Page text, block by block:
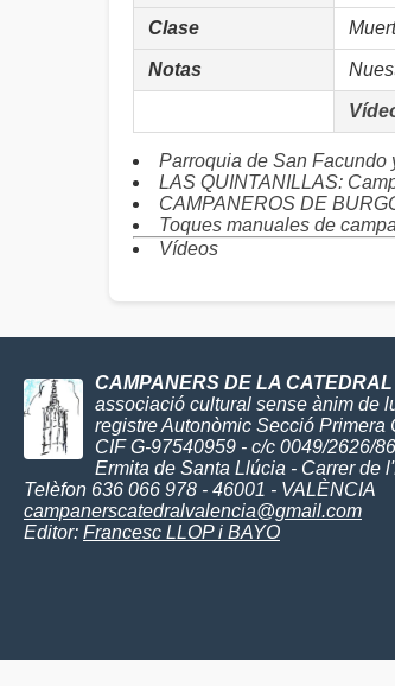
Clase
Notas
Parroquia de San Facundo
LAS QUINTANILLAS:
CAMPANEROS DE
Toques manuales de
Vídeos
CAMPANERS DE LA
associació cultural sense ànim de
registre Autonòmic Secció Primera
CIF G-97540959 - c/c 0049/2626/
Ermita de Santa Llúcia - Carrer de
Telèfon 636 066 978 - 46001 - VALÈNCIA
campanerscatedralvalencia@gmail.com
Editor: Francesc LLOP i BAYO